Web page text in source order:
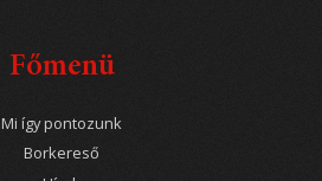
Főmenü
Mi így pontozunk
Borkereső